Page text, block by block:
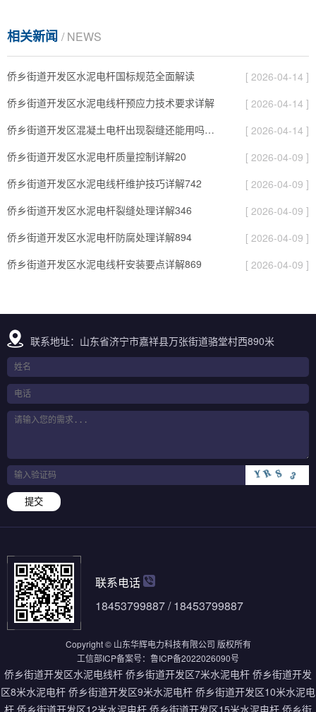
相关新闻 / NEWS
侨乡街道开发区水泥电杆国标规范全面解读
[ 2026-04-14 ]
侨乡街道开发区水泥电线杆预应力技术要求详解
[ 2026-04-14 ]
侨乡街道开发区混凝土电杆出现裂缝还能用吗？这 5 种情况要报废
[ 2026-04-14 ]
侨乡街道开发区水泥电杆质量控制详解20
[ 2026-04-09 ]
侨乡街道开发区水泥电线杆维护技巧详解742
[ 2026-04-09 ]
侨乡街道开发区水泥电杆裂缝处理详解346
[ 2026-04-09 ]
侨乡街道开发区水泥电杆防腐处理详解894
[ 2026-04-09 ]
侨乡街道开发区水泥电线杆安装要点详解869
[ 2026-04-09 ]
联系地址：山东省济宁市嘉祥县万张街道骆堂村西890米
提交
联系电话
18453799887 / 18453799887
Copyright © 山东华辉电力科技有限公司 版权所有
工信部ICP备案号： 鲁ICP备2022026090号
侨乡街道开发区水泥电线杆 侨乡街道开发区7米水泥电杆 侨乡街道开发
区8米水泥电杆 侨乡街道开发区9米水泥电杆 侨乡街道开发区10米水泥电
杆 侨乡街道开发区12米水泥电杆 侨乡街道开发区15米水泥电杆 侨乡街